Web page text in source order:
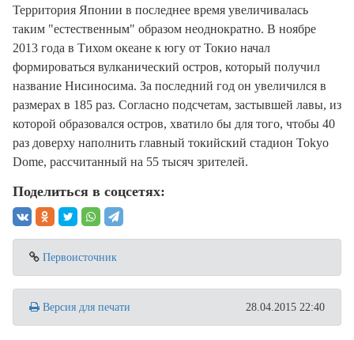
Территория Японии в последнее время увеличивалась
таким "естественным" образом неоднократно. В ноябре
2013 года в Тихом океане к югу от Токио начал
формироваться вулканический остров, который получил
название Нисиносима. За последний год он увеличился в
размерах в 185 раз. Согласно подсчетам, застывшей лавы, из
которой образовался остров, хватило бы для того, чтобы 40
раз доверху наполнить главный токийский стадион Tokyo
Dome, рассчитанный на 55 тысяч зрителей.
Поделиться в соцсетях:
Первоисточник
Версия для печати 28.04.2015 22:40